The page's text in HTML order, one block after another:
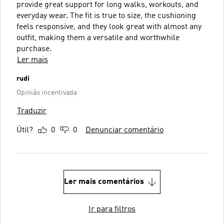
provide great support for long walks, workouts, and
everyday wear. The fit is true to size, the cushioning
feels responsive, and they look great with almost any
outfit, making them a versatile and worthwhile
purchase.
Ler mais
rudi
Opinião incentivada
Traduzir
Útil? 0 0 Denunciar comentário
Ler mais comentários
Ir para filtros